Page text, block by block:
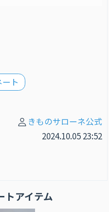
ト
きものサローネ公式
2024.10.05 23:52
トアイテム